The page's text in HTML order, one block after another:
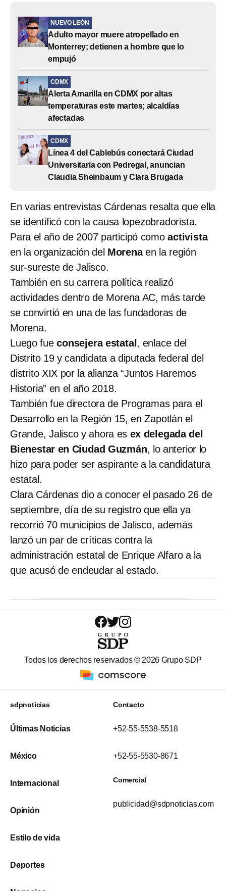
NUEVO LEÓN
Adulto mayor muere atropellado en
Monterrey; detienen a hombre que lo
empujó
CDMX
Alerta Amarilla en CDMX por altas
temperaturas este martes; alcaldías
afectadas
CDMX
Línea 4 del Cablebús conectará Ciudad
Universitaria con Pedregal, anuncian
Claudia Sheinbaum y Clara Brugada
En varias entrevistas Cárdenas resalta que ella
se identificó con la causa lopezobradorista.
Para el año de 2007 participó comoactivista
en la organización del Morenaen la región
sur-sureste de Jalisco.
También en su carrera política realizó
actividades dentro de Morena AC, más tarde
se convirtió en una de las fundadoras de
Morena.
Luego fueconsejera estatal , enlace del
Distrito 19 y candidata a diputada federal del
distrito XIX por la alianza “Juntos Haremos
Historia” en el año 2018.
También fue directora de Programas para el
Desarrollo en la Región 15, en Zapotlán el
Grande, Jalisco y ahora es ex delegada del
Bienestar en Ciudad Guzmán, lo anterior lo
hizo para poder ser aspirante a la candidatura
estatal.
Clara Cárdenas dio a conocer el pasado 26 de
septiembre, día de su registro que ella ya
recorrió 70 municipios de Jalisco, además
lanzó un par de críticas contra la
administración estatal de Enrique Alfaro a la
que acusó de endeudar al estado.
Todos los derechos reservados © 2026 Grupo SDP
sdpnoticias
Últimas Noticias
México
Internacional
Opinión
Estilo de vida
Deportes
Contacto
+52-55-5538-5518
+52-55-5530-8671
Comercial
publicidad@sdpnoticias.com